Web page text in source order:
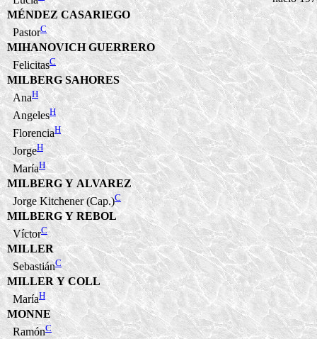
MÉNDEZ CASARIEGO
PastorC
MIHANOVICH GUERRERO
FelicitasC
MILBERG SAHORES
AnaH
AngelesH
FlorenciaH
JorgeH
MaríaH
MILBERG Y ALVAREZ
Jorge Kitchener (Cap.)C
MILBERG Y REBOL
VíctorC
MILLER
SebastiánC
MILLER Y COLL
MaríaH
MONNE
RamónC